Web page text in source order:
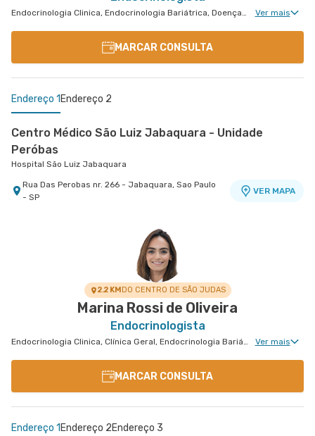
Endocrinologia Clinica, Endocrinologia Bariátrica, Doenças Osteometabólicas, Doenças da Hipófise Ver mais
MARCAR CONSULTA
Endereço 1 Endereço 2
Centro Médico São Luiz Jabaquara - Unidade
Peróbas
Hospital São Luiz Jabaquara
Rua Das Perobas nr. 266 - Jabaquara, Sao Paulo
- SP
VER MAPA
Avenida Joao Barreto de Menezes nr. 677 - Vila
Santa Catarina, Sao Paulo - SP
2.2 KMDO CENTRO DE SÃO JUDAS
Marina Rossi de Oliveira
Endocrinologista
Endocrinologia Clinica, Clínica Geral, Endocrinologia Bariátrica, Doenças Osteometabólicas Ver mais
MARCAR CONSULTA
Endereço 1 Endereço 2Endereço 3